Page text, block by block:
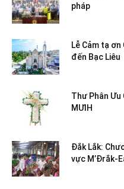
pháp
Lễ Cảm tạ
đến Bạc Liêu
Thư Phân Ưu
MƯIH
Đắk Lắk:
vực M’Đrắk-